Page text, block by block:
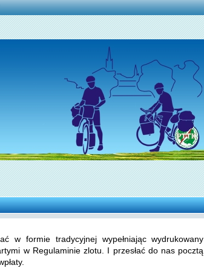
w formie tradycyjnej wypełniając wydrukowany
w Regulaminie zlotu. I przesłać do nas pocztą